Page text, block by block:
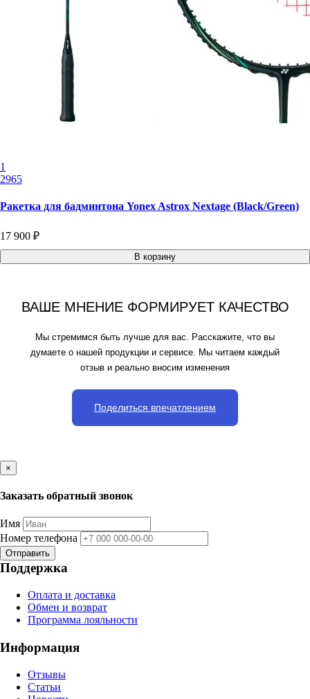
1
2965
Ракетка для бадминтона Yonex Astrox Nextage (Black/Green)
17 900 ₽
В корзину
ВАШЕ МНЕНИЕ ФОРМИРУЕТ КАЧЕСТВО
Мы стремимся быть лучше для вас. Расскажите, что вы
думаете о нашей продукции и сервисе. Мы читаем каждый
отзыв и реально вносим изменения
Поделиться впечатлением
×
Заказать обратный звонок
Имя
Номер телефона
Отправить
Поддержка
Оплата и доставка
Обмен и возврат
Программа лояльности
Информация
Отзывы
Статьи